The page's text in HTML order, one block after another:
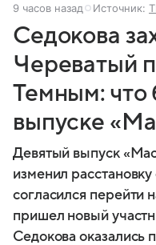
9 часов назад Источник:
Седокова
Череватый
Темным: что
выпуске
Девятый выпуск
изменил
согласился перейти
пришел новый
Седокова оказались